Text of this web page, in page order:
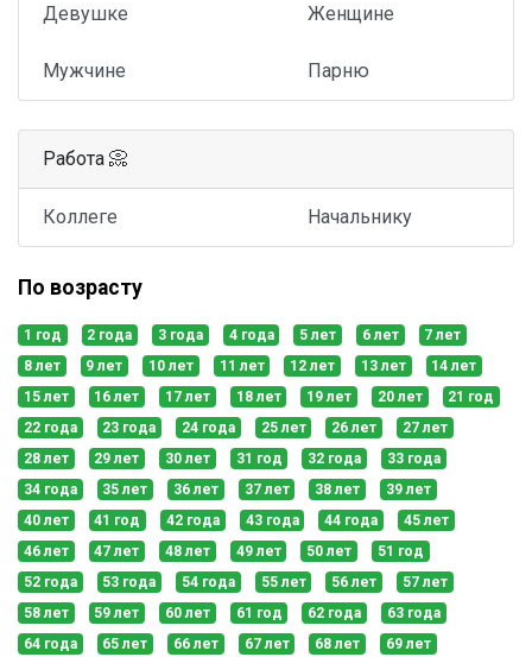
Девушке Женщине
Мужчине Парню
Работа 📀
Коллеге Начальнику
По возрасту
1 год 2 года 3 года 4 года 5 лет 6 лет
7 лет
8 лет
9 лет 10 лет 11 лет 12 лет 13 лет
14 лет
15 лет
16 лет 17 лет 18 лет 19 лет 20 лет
21 год
22 года
23 года 24 года 25 лет 26 лет
27 лет
28 лет
29 лет 30 лет 31 год 32 года
33 года
34 года
35 лет 36 лет 37 лет 38 лет
39 лет
40 лет
41 год 42 года 43 года 44 года
45 лет
46 лет
47 лет 48 лет 49 лет 50 лет
51 год
52 года
53 года 54 года 55 лет 56 лет
57 лет
58 лет
59 лет 60 лет 61 год 62 года
63 года
64 года
65 лет 66 лет 67 лет 68 лет
69 лет